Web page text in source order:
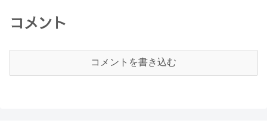
コメント
コメントを書き込む